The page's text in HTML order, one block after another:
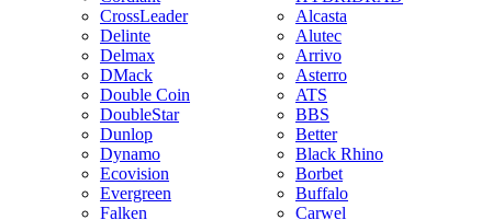
CrossLeader
Delinte
Delmax
DMack
Double Coin
DoubleStar
Dunlop
Dynamo
Ecovision
Evergreen
Falken
Alcasta
Alutec
Arrivo
Asterro
ATS
BBS
Better
Black Rhino
Borbet
Buffalo
Carwel